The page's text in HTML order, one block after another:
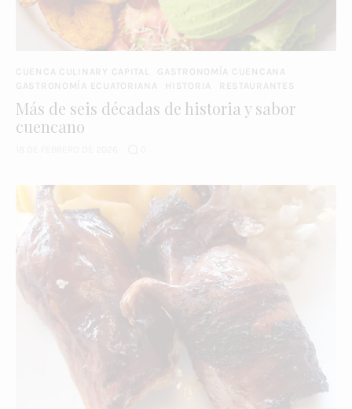
CUENCA CULINARY CAPITAL
GASTRONOMÍA CUENCANA
GASTRONOMÍA ECUATORIANA
HISTORIA RESTAURANTES
Más de seis décadas de historia y sabor
cuencano